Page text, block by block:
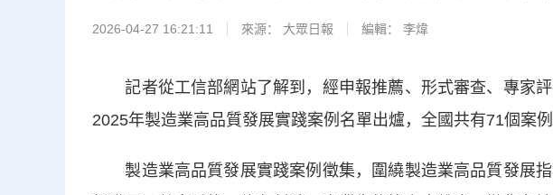
2026-04-27 16:21:11 來源： 大眾日報 編輯： 李煒
記者從工信部網站了解到，經申報推薦、形式審查、專家評
2025年製造業高品質發展實踐案例名單出爐，全國共有71個案
製造業高品質發展實踐案例徵集，圍繞製造業高品質發展指